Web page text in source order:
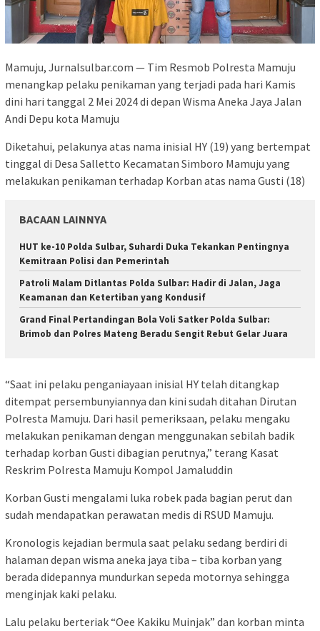
Mamuju, Jurnalsulbar.com — Tim Resmob Polresta Mamuju
menangkap pelaku penikaman yang terjadi pada hari Kamis
dini hari tanggal 2 Mei 2024 di depan Wisma Aneka Jaya Jalan
Andi Depu kota Mamuju
Diketahui, pelakunya atas nama inisial HY (19) yang bertempat
tinggal di Desa Salletto Kecamatan Simboro Mamuju yang
melakukan penikaman terhadap Korban atas nama Gusti (18)
BACAAN LAINNYA
HUT ke-10 Polda Sulbar, Suhardi Duka Tekankan Pentingnya
Kemitraan Polisi dan Pemerintah
Patroli Malam Ditlantas Polda Sulbar: Hadir di Jalan, Jaga
Keamanan dan Ketertiban yang Kondusif
Grand Final Pertandingan Bola Voli Satker Polda Sulbar:
Brimob dan Polres Mateng Beradu Sengit Rebut Gelar Juara
“Saat ini pelaku penganiayaan inisial HY telah ditangkap
ditempat persembunyiannya dan kini sudah ditahan Dirutan
Polresta Mamuju. Dari hasil pemeriksaan, pelaku mengaku
melakukan penikaman dengan menggunakan sebilah badik
terhadap korban Gusti dibagian perutnya,” terang Kasat
Reskrim Polresta Mamuju Kompol Jamaluddin
Korban Gusti mengalami luka robek pada bagian perut dan
sudah mendapatkan perawatan medis di RSUD Mamuju.
Kronologis kejadian bermula saat pelaku sedang berdiri di
halaman depan wisma aneka jaya tiba – tiba korban yang
berada didepannya mundurkan sepeda motornya sehingga
menginjak kaki pelaku.
Lalu pelaku berteriak “Oee Kakiku Muinjak” dan korban minta